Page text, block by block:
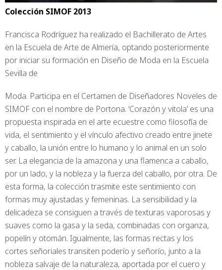
Colección SIMOF 2013
Francisca Rodríguez ha realizado el Bachillerato de Artes
en la Escuela de Arte de Almería, optando posteriormente
por iniciar su formación en Diseño de Moda en la Escuela
Sevilla de
Moda. Participa en el Certamen de Diseñadores Noveles de
SIMOF con el nombre de Portona. ‘Corazón y vitola’ es una
propuesta inspirada en el arte ecuestre como filosofía de
vida, el sentimiento y el vínculo afectivo creado entre jinete
y caballo, la unión entre lo humano y lo animal en un solo
ser. La elegancia de la amazona y una flamenca a caballo,
por un lado, y la nobleza y la fuerza del caballo, por otra. De
esta forma, la colección trasmite este sentimiento con
formas muy ajustadas y femeninas. La sensibilidad y la
delicadeza se consiguen a través de texturas vaporosas y
suaves como la gasa y la seda, combinadas con organza,
popelín y otomán. Igualmente, las formas rectas y los
cortes señoriales transiten poderío y señorío, junto a la
nobleza salvaje de la naturaleza, aportada por el cuero y